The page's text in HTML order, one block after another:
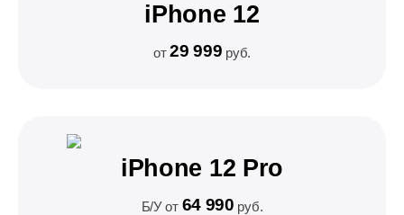
iPhone 12
от29 999 руб.
iPhone 12 Pro
Б/У от 64 990 руб.